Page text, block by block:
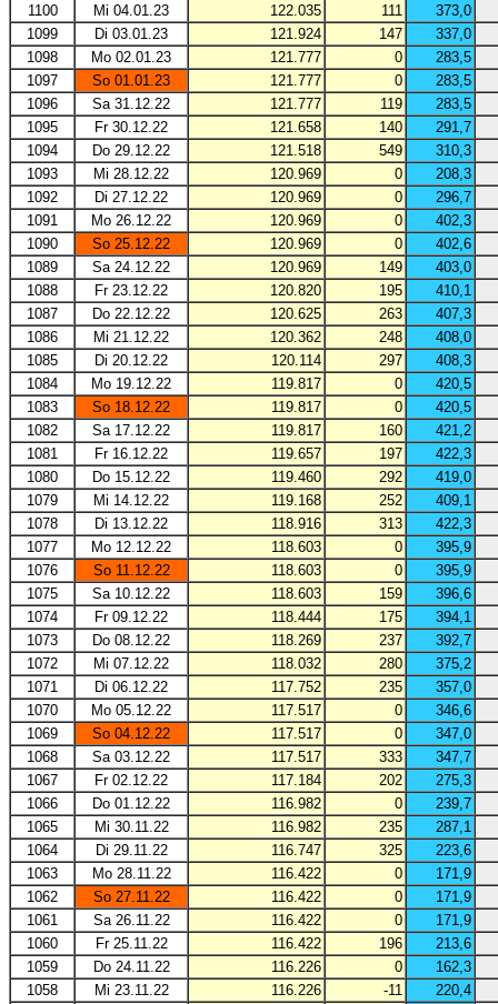
1100
Mi 04.01.23 122.035 111
373,0
1099
Di 03.01.23 121.924 147
337,0
1098
Mo 02.01.23 121.777 0
283,5
1097
So 01.01.23 121.777 0
283,5
1096
Sa 31.12.22 121.777 119
283,5
1095
Fr 30.12.22 121.658 140
291,7
1094
Do 29.12.22 121.518 549
310,3
1093
Mi 28.12.22 120.969 0
208,3
1092
Di 27.12.22 120.969 0
296,7
1091
Mo 26.12.22 120.969 0
402,3
1090
So 25.12.22 120.969 0
402,6
1089
Sa 24.12.22 120.969 149
403,0
1088
Fr 23.12.22 120.820 195
410,1
1087
Do 22.12.22 120.625 263
407,3
1086
Mi 21.12.22 120.362 248
408,0
1085
Di 20.12.22 120.114 297
408,3
1084
Mo 19.12.22 119.817 0
420,5
1083
So 18.12.22 119.817 0
420,5
1082
Sa 17.12.22 119.817 160
421,2
1081
Fr 16.12.22 119.657 197
422,3
1080
Do 15.12.22 119.460 292
419,0
1079
Mi 14.12.22 119.168 252
409,1
1078
Di 13.12.22 118.916 313
422,3
1077
Mo 12.12.22 118.603 0
395,9
1076
So 11.12.22 118.603 0
395,9
1075
Sa 10.12.22 118.603 159
396,6
1074
Fr 09.12.22 118.444 175
394,1
1073
Do 08.12.22 118.269 237
392,7
1072
Mi 07.12.22 118.032 280
375,2
1071
Di 06.12.22 117.752 235
357,0
1070
Mo 05.12.22 117.517 0
346,6
1069
So 04.12.22 117.517 0
347,0
1068
Sa 03.12.22 117.517 333
347,7
1067
Fr 02.12.22 117.184 202
275,3
1066
Do 01.12.22 116.982 0
239,7
1065
Mi 30.11.22 116.982 235
287,1
1064
Di 29.11.22 116.747 325
223,6
1063
Mo 28.11.22 116.422 0
171,9
1062
So 27.11.22 116.422 0
171,9
1061
Sa 26.11.22 116.422 0
171,9
1060
Fr 25.11.22 116.422 196
213,6
1059
Do 24.11.22 116.226 0
162,3
1058
Mi 23.11.22 116.226 -11
220,4